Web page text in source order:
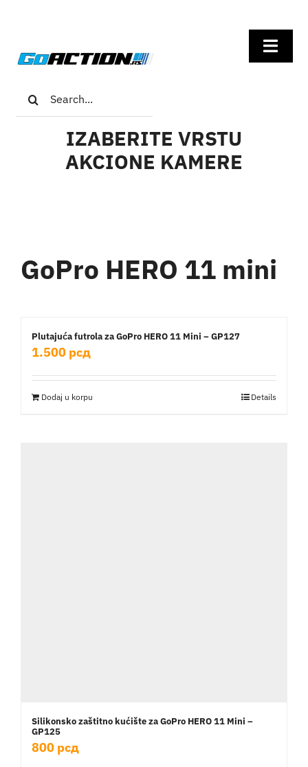
content
Home
Univerzalna oprema
Search
for:
IZABERITE VRSTU
AKCIONE KAMERE
GoPro HERO 11 mini
Plutajuća futrola za GoPro HERO 11 Mini – GP127
1.500 рсд
Dodaj u korpu Details
Silikonsko zaštitno kućište za GoPro HERO 11 Mini –
GP125
800 рсд